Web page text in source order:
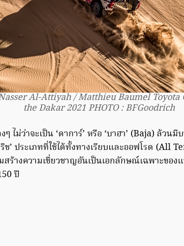
Al-Attiyah / Matthieu Baumel
the Dakar 2021 PHOTO : BFGoodrich
ๆ ไม่ว่าจะเป็น ‘ดาการ์’ หรือ ‘บาฮา’ (Baja) ล้วน
ริช’ ประเภทที่ใช้ได้ทั้งทางเรียบและออฟโรด (All
สร้างความเชี่ยวชาญอันเป็นเอกลักษณ์เฉพาะของ
ปี